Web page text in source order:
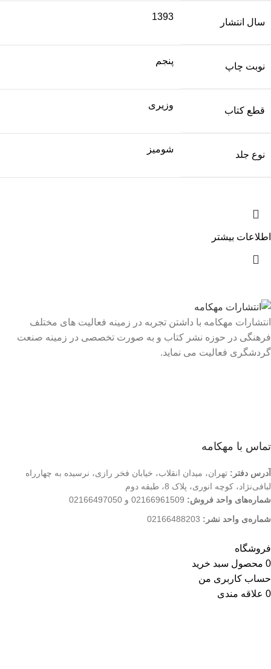
سال انتشار
1393
نوبت چاپ
پنجم
قطع کتاب
وزیری
نوع جلد
شومیز
اطلاعات بیشتر
انتشارات مهکامه با داشتن تجربه در زمینه فعالیت های مختلف
فرهنگی در حوزه نشر کتاب و به صورت تخصصی در زمینه صنعت
گردشگری فعالیت می نماید.
تماس با مهکامه
آدرس دفتر: تهران، میدان انقلاب، خیابان فخر رازی، نرسیده به چهارراه
لبافی‌نژاد، کوچه انوری، پلاک 8، طبقه دوم
شماره‌های واحد فروش: 02166961509 و 02166497050
شماره‌‌ی واحد نشر:
فروشگاه
0 محصول سبد خرید
حساب کاربری من
0 علاقه مندی